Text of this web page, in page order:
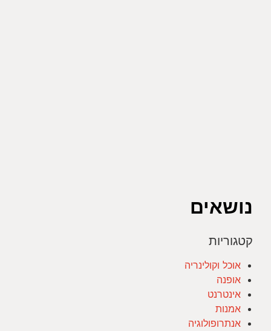
נושאים
קטגוריות
אוכל וקולינריה
אופנה
אינטרנט
אמנות
אנתרופולוגיה